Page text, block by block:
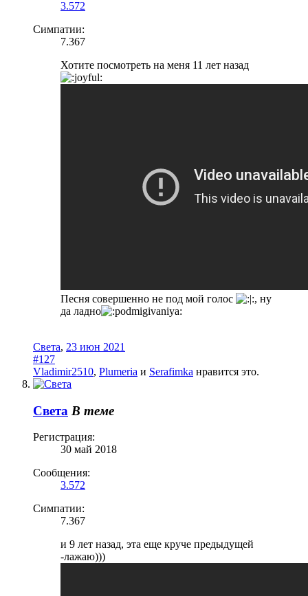
3.572
Симпатии:
7.367
Хотите посмотреть на меня 11 лет назад
Песня совершенно не под мой голос
, ну
да ладно
Света, 23 июн 2021
#127
Vladimir2510, Plumeria и Serafimka нравится это.
Света В теме
Регистрация:
30 май 2018
Сообщения:
3.572
Симпатии:
7.367
и 9 лет назад, эта еще круче предыдущей
-лажаю)))